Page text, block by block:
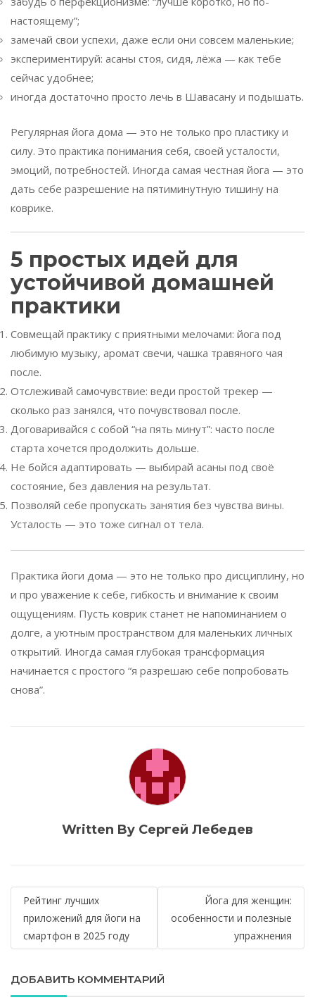
настоящему”;
замечай свои успехи, даже если они совсем маленькие;
экспериментируй: асаны стоя, сидя, лёжа — как тебе
сейчас удобнее;
иногда достаточно просто лечь в Шавасану и подышать.
Регулярная йога дома — это не только про пластику и
силу. Это практика понимания себя, своей усталости,
эмоций, потребностей. Иногда самая честная йога — это
дать себе разрешение на пятиминутную тишину на
коврике.
5 простых идей для
устойчивой домашней
практики
Совмещай практику с приятными мелочами: йога под
любимую музыку, аромат свечи, чашка травяного чая
после.
Отслеживай самочувствие: веди простой трекер —
сколько раз занялся, что почувствовал после.
Договаривайся с собой “на пять минут”: часто после
старта хочется продолжить дольше.
Не бойся адаптировать — выбирай асаны под своё
состояние, без давления на результат.
Позволяй себе пропускать занятия без чувства вины.
Усталость — это тоже сигнал от тела.
Практика йоги дома — это не только про дисциплину, но
и про уважение к себе, гибкость и внимание к своим
ощущениям. Пусть коврик станет не напоминанием о
долге, а уютным пространством для маленьких личных
открытий. Иногда самая глубокая трансформация
начинается с простого “я разрешаю себе попробовать
снова”.
Written By Сергей Лебедев
Навигация
по
записям
Рейтинг лучших
приложений для йоги на
смартфон в 2025 году
Йога для женщин:
особенности и полезные
упражнения
ДОБАВИТЬ КОММЕНТАРИЙ